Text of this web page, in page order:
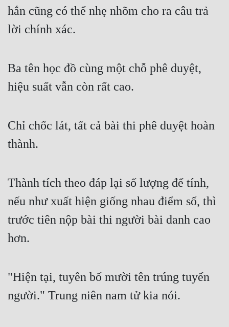
hắn cũng có thể nhẹ nhõm cho ra câu trả
lời chính xác.
Ba tên học đồ cùng một chỗ phê duyệt,
hiệu suất vẫn còn rất cao.
Chỉ chốc lát, tất cả bài thi phê duyệt hoàn
thành.
Thành tích theo đáp lại số lượng để tính,
nếu như xuất hiện giống nhau điểm số, thì
trước tiên nộp bài thi người bài danh cao
hơn.
"Hiện tại, tuyên bố mười tên trúng tuyển
người." Trung niên nam tử kia nói.